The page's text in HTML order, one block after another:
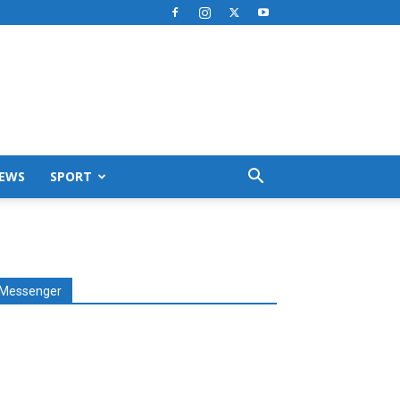
SPORT
Messenger